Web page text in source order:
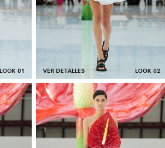
LOOK 01 VER DETALLES LOOK 02